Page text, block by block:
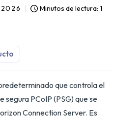
Minutos de lectura: 1
que controla el
segura PCoIP (PSG) que se
Connection Server. Es